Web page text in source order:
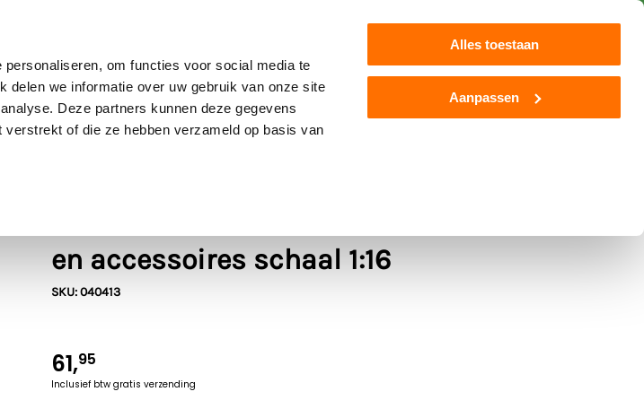
om functies voor social media te
delen we informatie over uw gebruik van onze site
Deze partners kunnen deze gegevens
of die ze hebben verzameld op basis van
Alles toestaan
Aanpassen
Britains Kids Globe Jamara Overige Nieuw
en accessoires schaal 1:16
SKU: 040413
61,95
Inclusief btw gratis verzending